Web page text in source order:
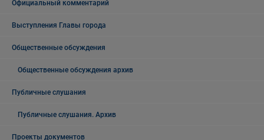
Официальный комментарий
Выступления Главы города
Общественные обсуждения
Общественные обсуждения архив
Публичные слушания
Публичные слушания. Архив
Проекты документов